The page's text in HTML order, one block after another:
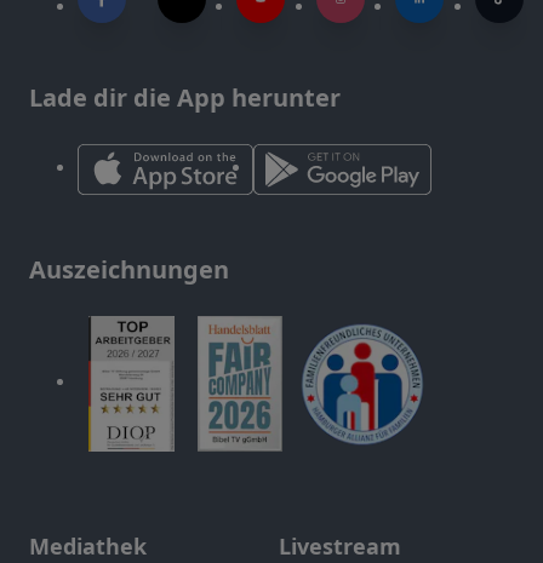
Lade dir die App herunter
Auszeichnungen
Mediathek Livestream